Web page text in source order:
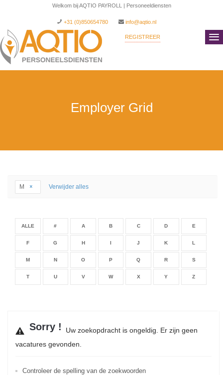
Welkom bij AQTIO PAYROLL | Personeeldiensten
+31 (0)850654780 info@aqtio.nl
REGISTREER
Employer Grid
M Verwijder alles
ALLE # A B C D E
F G H I J K L
M N O P Q R S
T U V W X Y Z
Sorry !
Uw zoekopdracht is ongeldig. Er zijn geen
vacatures gevonden.
Controleer de spelling van de zoekwoorden